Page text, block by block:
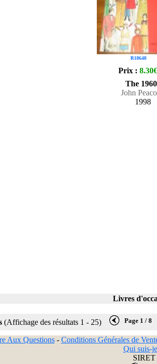
R18648
Prix : 8.30€
The
John
1998
Livres
(Affichage des résultats 1 - 25) Page 1 / 8
Aux Questions- Conditions Générales de
Qui suis-
SIRET